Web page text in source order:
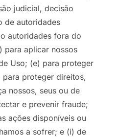
judicial, decisão
de autoridades
autoridades fora do
para aplicar nossos
Uso; (e) para proteger
proteger direitos,
nossos, seus ou de
e prevenir fraude;
ações disponíveis ou
a sofrer; e (i) de